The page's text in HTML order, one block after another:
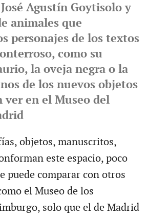
Agustín Goytisolo y
animales que
personajes de los textos
como su
la oveja negra o la
de los nuevos objetos
ver en el Museo del
objetos, manuscritos,
este espacio, poco
puede comparar con otros
el Museo de los
solo que el de Madrid